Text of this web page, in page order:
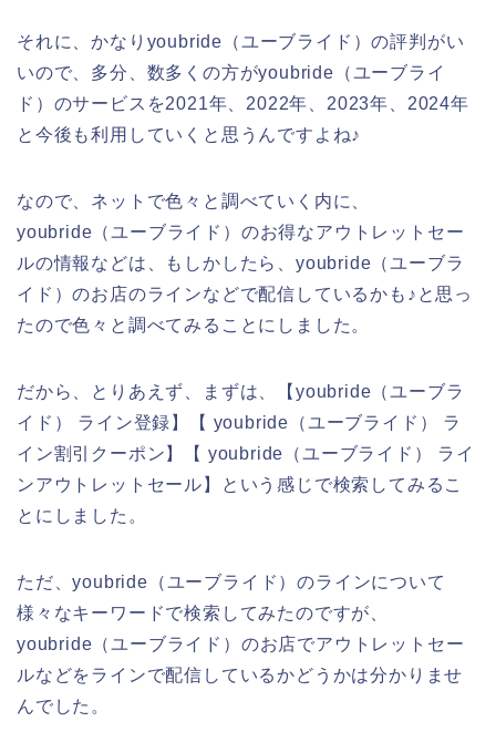
それに、かなりyoubride（ユーブライド）の評判がい
いので、多分、数多くの方がyoubride（ユーブライ
ド）のサービスを2021年、2022年、2023年、2024年
と今後も利用していくと思うんですよね♪
なので、ネットで色々と調べていく内に、
youbride（ユーブライド）のお得なアウトレットセー
ルの情報などは、もしかしたら、youbride（ユーブラ
イド）のお店のラインなどで配信しているかも♪と思っ
たので色々と調べてみることにしました。
だから、とりあえず、まずは、【youbride（ユーブラ
イド） ライン登録】【 youbride（ユーブライド） ラ
イン割引クーポン】【 youbride（ユーブライド） ライ
ンアウトレットセール】という感じで検索してみるこ
とにしました。
ただ、youbride（ユーブライド）のラインについて
様々なキーワードで検索してみたのですが、
youbride（ユーブライド）のお店でアウトレットセー
ルなどをラインで配信しているかどうかは分かりませ
んでした。